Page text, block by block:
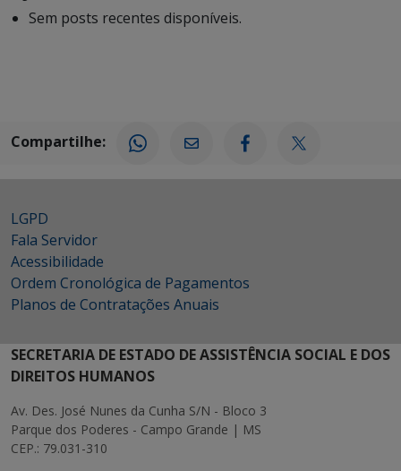
Sem posts recentes disponíveis.
Compartilhe:
LGPD
Fala Servidor
Acessibilidade
Ordem Cronológica de Pagamentos
Planos de Contratações Anuais
SECRETARIA DE ESTADO DE ASSISTÊNCIA SOCIAL E DOS
DIREITOS HUMANOS
Av. Des. José Nunes da Cunha S/N - Bloco 3
Parque dos Poderes - Campo Grande | MS
CEP.: 79.031-310